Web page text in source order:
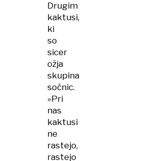
Drugim
kaktusi,
ki
so
sicer
ožja
skupina
sočnic.
»Pri
nas
kaktusi
ne
rastejo,
rastejo